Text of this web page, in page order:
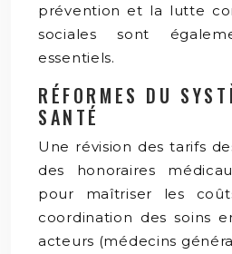
prévention et la lutte
sociales sont
essentiels.
RÉFORMES DU
SANTÉ
Une révision des tarifs
des honoraires
pour maîtriser les
coordination des soins
acteurs (médecins